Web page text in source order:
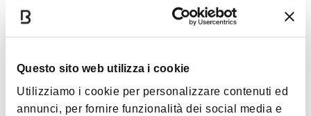
Questo sito web utilizza i cookie
Utilizziamo i cookie per personalizzare contenuti ed
annunci, per fornire funzionalità dei social media e